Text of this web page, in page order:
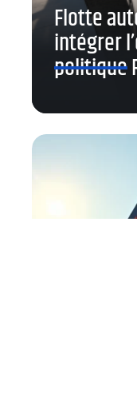
Flotte
intégrer
politique